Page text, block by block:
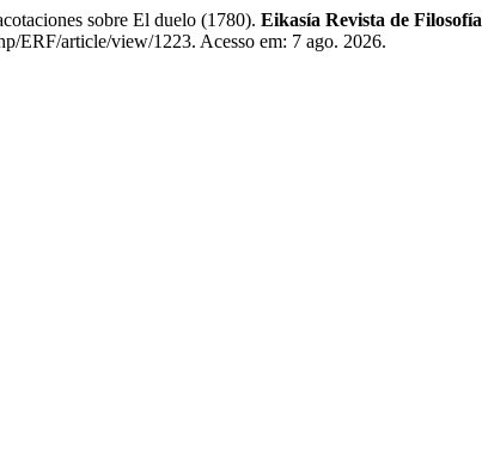
sobre El duelo (1780). Eikasía Revista de Filosofía
ERF/article/view/1223. Acesso em: 7 ago. 2026.